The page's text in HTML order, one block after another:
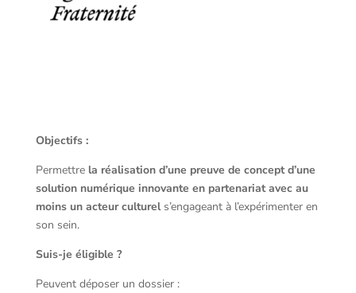
Objectifs :
Permettrela réalisation d’une preuve de concept d’une
solution numérique innovante en partenariat avec au
moins un acteur culturels’engageant à l’expérimenter en
son sein.
Suis-je éligible ?
Peuvent déposer un dossier :